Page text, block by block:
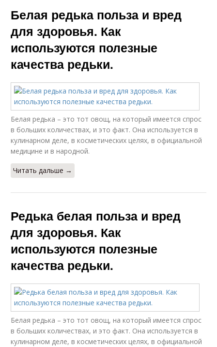
Белая редька польза и вред
для здоровья. Как
используются полезные
качества редьки.
Белая редька – это тот овощ, на который имеется спрос
в больших количествах, и это факт. Она используется в
кулинарном деле, в косметических целях, в официальной
медицине и в народной.
Читать дальше →
Редька белая польза и вред
для здоровья. Как
используются полезные
качества редьки.
Белая редька – это тот овощ, на который имеется спрос
в больших количествах, и это факт. Она используется в
кулинарном деле, в косметических целях, в официальной